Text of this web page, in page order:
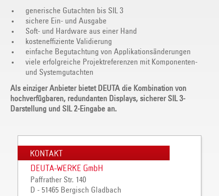
generische Gutachten bis SIL 3
sichere Ein- und Ausgabe
Soft- und Hardware aus einer Hand
kosteneffiziente Validierung
einfache Begutachtung von Applikationsänderungen
viele erfolgreiche Projektreferenzen mit Komponenten-
und Systemgutachten
Als einziger Anbieter bietet DEUTA die Kombination von
hochverfügbaren, redundanten Displays, sicherer SIL 3-
Darstellung und SIL 2-Eingabe an.
KONTAKT
DEUTA-WERKE GmbH
Paffrather Str. 140
D - 51465 Bergisch Gladbach